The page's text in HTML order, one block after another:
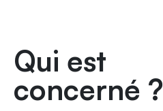
Qui est
concerné ?